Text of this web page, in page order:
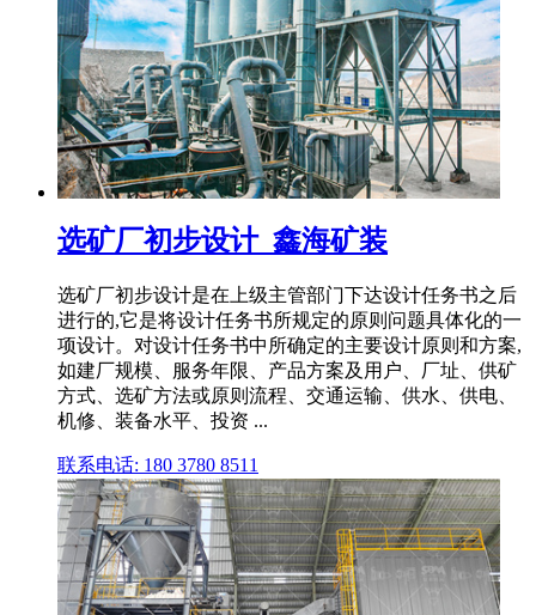
选矿厂初步设计_鑫海矿装
选矿厂初步设计是在上级主管部门下达设计任务书之后
进行的,它是将设计任务书所规定的原则问题具体化的一
项设计。对设计任务书中所确定的主要设计原则和方案,
如建厂规模、服务年限、产品方案及用户、厂址、供矿
方式、选矿方法或原则流程、交通运输、供水、供电、
机修、装备水平、投资 ...
联系电话: 180 3780 8511